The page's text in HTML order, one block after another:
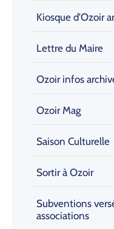
Kiosque d'Ozoir
Lettre du Maire
Ozoir infos
Ozoir Mag
Saison Culturelle
Sortir à Ozoir
Subventions
associations